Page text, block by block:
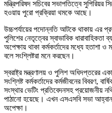
মন্ত্রিপরিষদ সচিবের সভাপতিত্বে
হওয়ায় পুরো প্রক্রিয়া থমকে আছে।
উচ্চপর্যায়ের পদোন্নতি আটকে থাকায় এর
পুলিশের নেতৃত্বের স্বাভাবিক ধারাবাহিকতা
অপেক্ষায় থাকা কর্মকর্তাদের মধ্যে হতাশা
বলে সংশ্লিষ্টরা মনে করছেন।
স্বরাষ্ট্র মন্ত্রণালয় ও পুলিশ অধিদপ্তরের
সংশ্লিষ্ট কর্মকর্তাদের কর্মজীবনের বিবরণ,
সংস্থার ভেটিং প্রতিবেদনসহ প্রয়োজনীয়
পাঠানো হয়েছে। এখন এসএসবি সভা
অপেক্ষা।